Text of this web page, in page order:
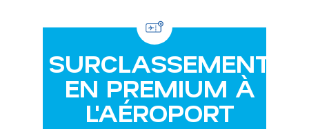
SURCLASSEMENT
EN PREMIUM À
L'AÉROPORT